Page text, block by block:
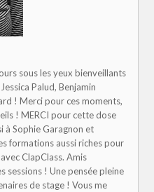
sous les yeux bienveillants
Palud, Benjamin
! Merci pour ces moments,
! MERCI pour cette dose
à Sophie Garagnon et
formations aussi riches pour
ClapClass. Amis
sessions ! Une pensée pleine
de stage ! Vous me